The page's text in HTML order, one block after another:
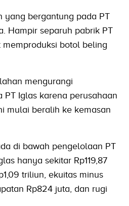
yang bergantung pada PT
Hampir separuh pabrik PT
botol beling
mengurangi
PT Iglas karena perusahaan
mulai beralih ke kemasan
di bawah pengelolaan PT
hanya sekitar Rp119,87
triliun, ekuitas minus
Rp824 juta, dan rugi